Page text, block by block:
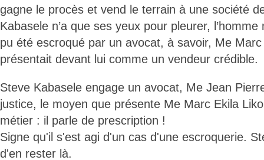
gagne le procès et vend le terrain à une société
Kabasele n’a que ses yeux pour pleurer,
pu été escroqué par un avocat, à savoir, Me
présentait devant lui comme un vendeur crédible.
Steve Kabasele engage un avocat, Me Jean
justice, le moyen que présente Me Marc Ekila
métier : il parle de prescription !
Signe qu'il s'est agi d'un cas d'une escroquerie.
d'en rester là.